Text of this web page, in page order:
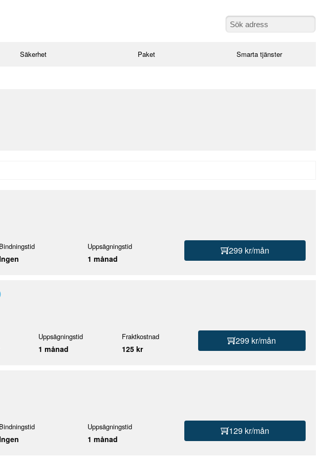
Säkerhet Paket Smarta tjänster
Bindningstid Uppsägningstid
1 månad
299 kr/mån
Uppsägningstid
1 månad
Fraktkostnad
125 kr
299 kr/mån
Bindningstid Uppsägningstid
1 månad
129 kr/mån